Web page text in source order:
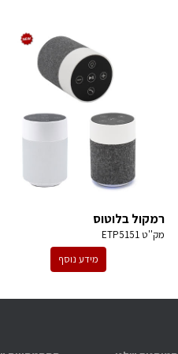
רמקול בלוטוס
מק''טETP5151
מידע נוסף